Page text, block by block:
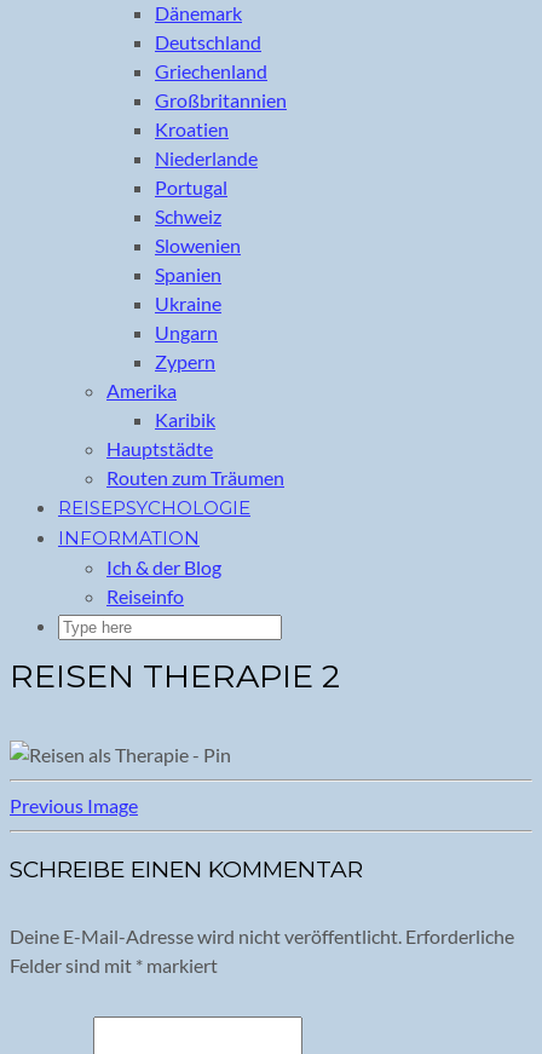
Dänemark
Deutschland
Griechenland
Großbritannien
Kroatien
Niederlande
Portugal
Schweiz
Slowenien
Spanien
Ukraine
Ungarn
Zypern
Amerika
Karibik
Hauptstädte
Routen zum Träumen
REISEPSYCHOLOGIE
INFORMATION
Ich & der Blog
Reiseinfo
REISEN THERAPIE 2
Previous Image
SCHREIBE EINEN KOMMENTAR
Deine E-Mail-Adresse wird nicht veröffentlicht. Erforderliche
Felder sind mit * markiert